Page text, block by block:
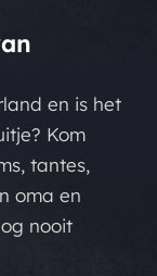
en is het
Kom
tantes,
oma en
nooit